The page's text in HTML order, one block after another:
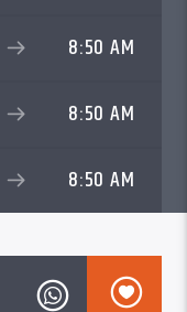
8:50 AM
8:50 AM
8:50 AM